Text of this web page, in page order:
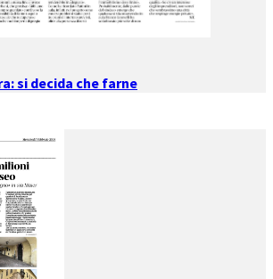
si decida che farne